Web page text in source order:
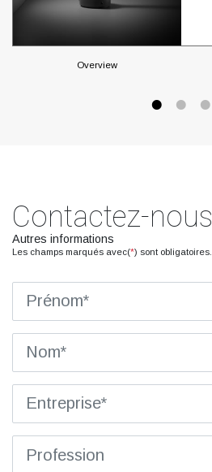
Overview
Contactez-nous
Autres informations
Les champs marqués avec(*) sont obligatoires.